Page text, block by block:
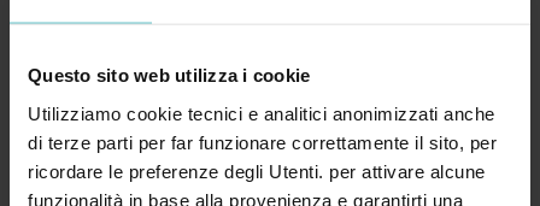
Questo sito web utilizza i cookie
Utilizziamo cookie tecnici e analitici anonimizzati anche
di terze parti per far funzionare correttamente il sito, per
ricordare le preferenze degli Utenti. per attivare alcune
funzionalità in base alla provenienza e garantirti una
Luglio 2026 News